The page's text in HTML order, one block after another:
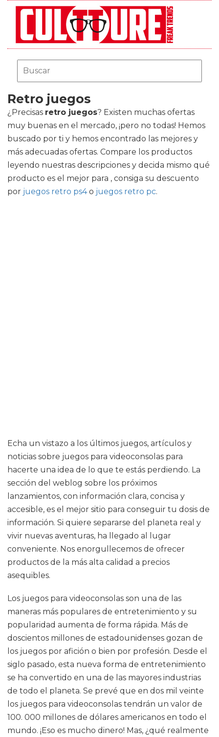
Retro juegos
¿Precisas retro juegos? Existen muchas ofertas
muy buenas en el mercado, ¡pero no todas! Hemos
buscado por ti y hemos encontrado las mejores y
más adecuadas ofertas. Compare los productos
leyendo nuestras descripciones y decida mismo qué
producto es el mejor para , consiga su descuento
por juegos retro ps4o juegos retro pc.
Echa un vistazo a los últimos juegos, artículos y
noticias sobre juegos para videoconsolas para
hacerte una idea de lo que te estás perdiendo. La
sección del weblog sobre los próximos
lanzamientos, con información clara, concisa y
accesible, es el mejor sitio para conseguir tu dosis de
información. Si quiere separarse del planeta real y
vivir nuevas aventuras, ha llegado al lugar
conveniente. Nos enorgullecemos de ofrecer
productos de la más alta calidad a precios
asequibles.
Los juegos para videoconsolas son una de las
maneras más populares de entretenimiento y su
popularidad aumenta de forma rápida. Más de
doscientos millones de estadounidenses gozan de
los juegos por afición o bien por profesión. Desde el
siglo pasado, esta nueva forma de entretenimiento
se ha convertido en una de las mayores industrias
de todo el planeta. Se prevé que en dos mil veinte
los juegos para videoconsolas tendrán un valor de
100. 000 millones de dólares americanos en todo el
mundo. ¡Eso es mucho dinero! Mas, ¿qué realmente